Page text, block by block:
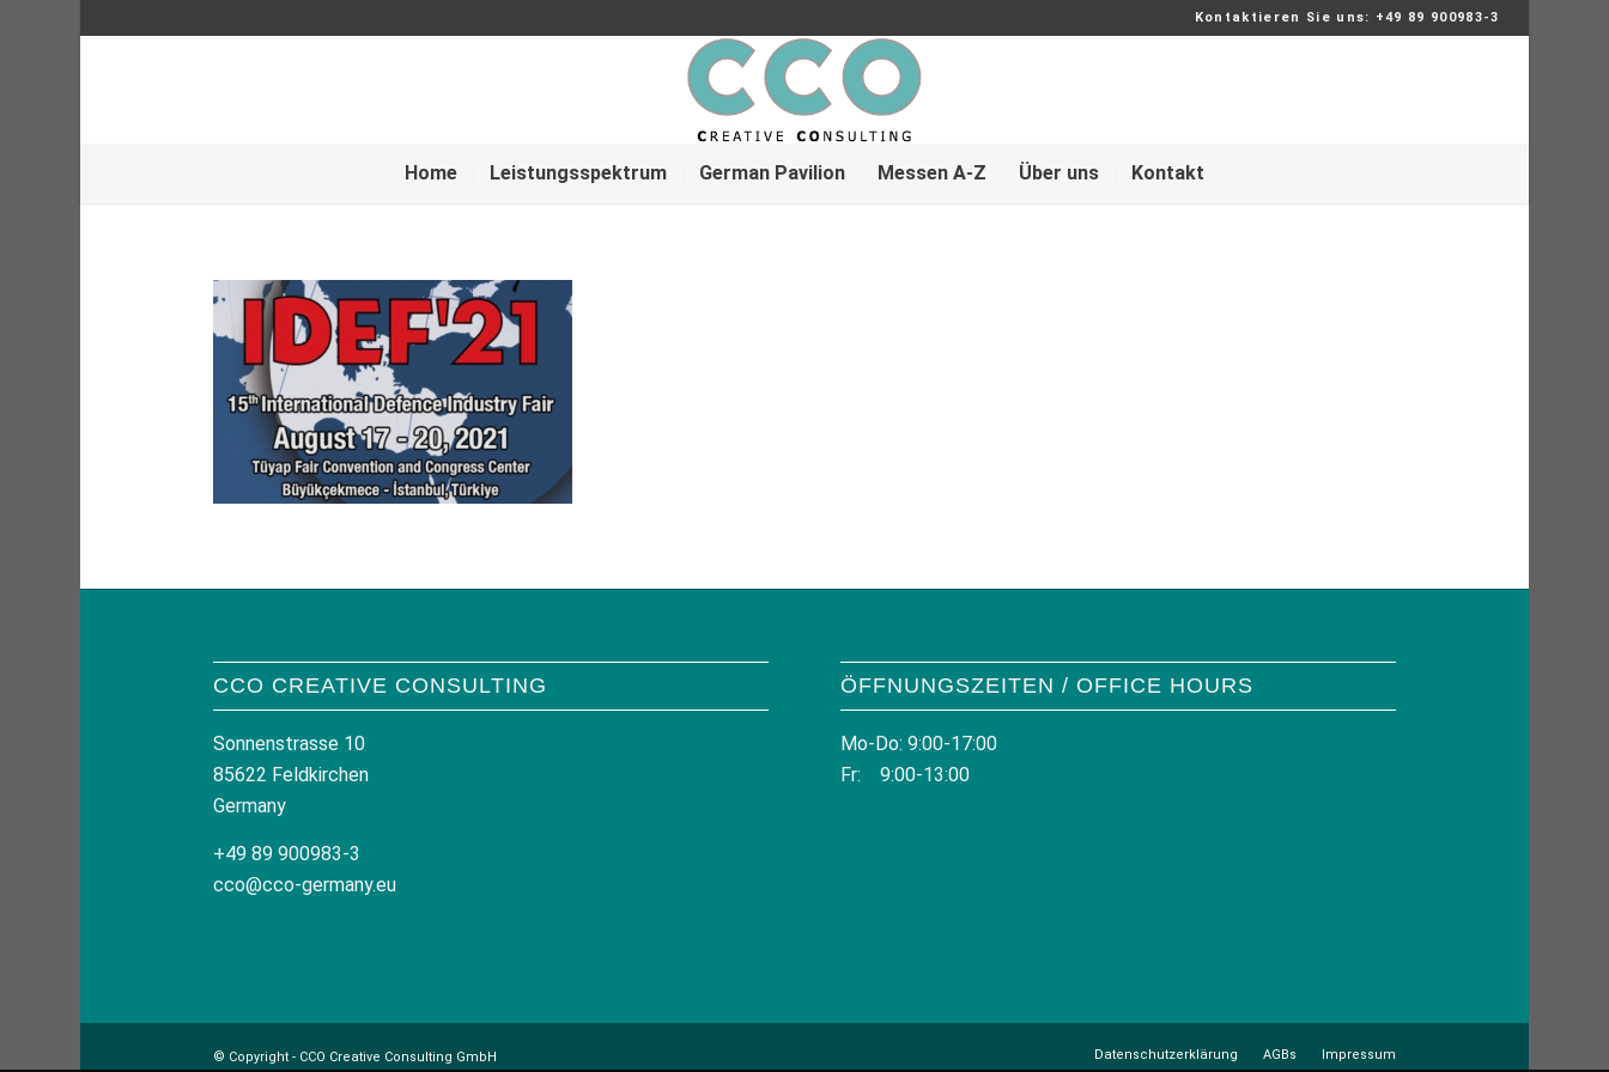
Kontaktieren Sie uns: +49 89 900983-3
Home Leistungsspektrum German Pavilion Messen A-Z Über uns Kontakt
CCO CREATIVE CONSULTING
Sonnenstrasse 10
85622 Feldkirchen
Germany
+49 89 900983-3
cco@cco-germany.eu
ÖFFNUNGSZEITEN / OFFICE HOURS
Mo-Do: 9:00-17:00
Fr: 9:00-13:00
© Copyright - CCO Creative Consulting GmbH Datenschutzerklärung AGBs Impressum